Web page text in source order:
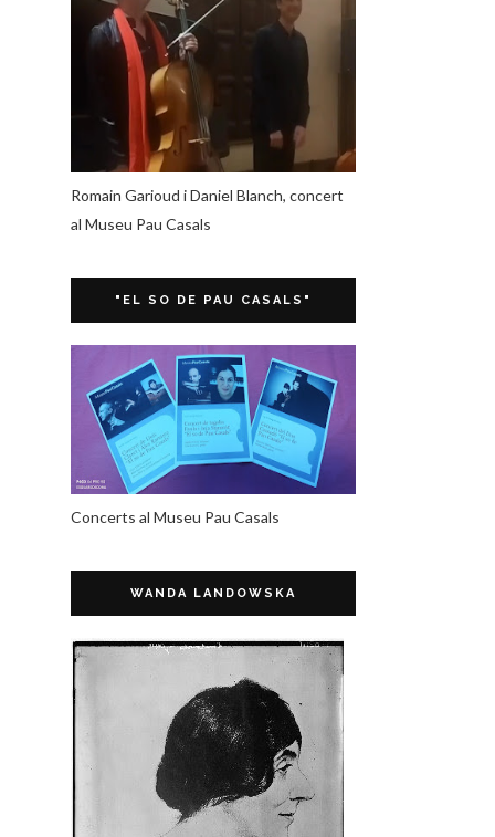
Romain Garioud i Daniel Blanch, concert
al Museu Pau Casals
"EL SO DE PAU CASALS"
Concerts al Museu Pau Casals
WANDA LANDOWSKA